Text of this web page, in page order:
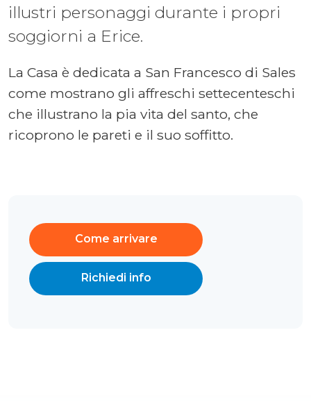
Come arrivare
Richiedi info
illustri personaggi durante i propri
soggiorni a Erice.
La Casa è dedicata a San Francesco di Sales
come mostrano gli affreschi settecenteschi
che illustrano la pia vita del santo, che
ricoprono le pareti e il suo soffitto.